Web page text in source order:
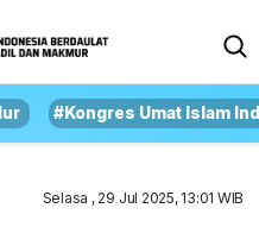
#Kongres Umat Islam
Selasa , 29 Jul 2025, 13:01 WIB